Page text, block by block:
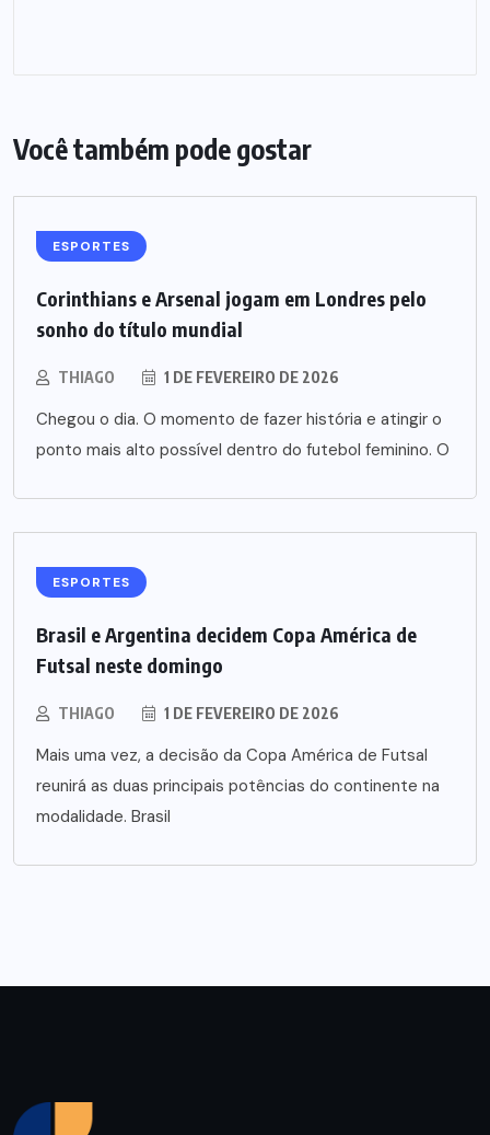
Você também pode gostar
ESPORTES
Corinthians e Arsenal jogam em Londres pelo
sonho do título mundial
THIAGO 1 DE FEVEREIRO DE 2026
Chegou o dia. O momento de fazer história e atingir o
ponto mais alto possível dentro do futebol feminino. O
ESPORTES
Brasil e Argentina decidem Copa América de
Futsal neste domingo
THIAGO 1 DE FEVEREIRO DE 2026
Mais uma vez, a decisão da Copa América de Futsal
reunirá as duas principais potências do continente na
modalidade. Brasil